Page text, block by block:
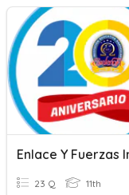
23 Q 11th